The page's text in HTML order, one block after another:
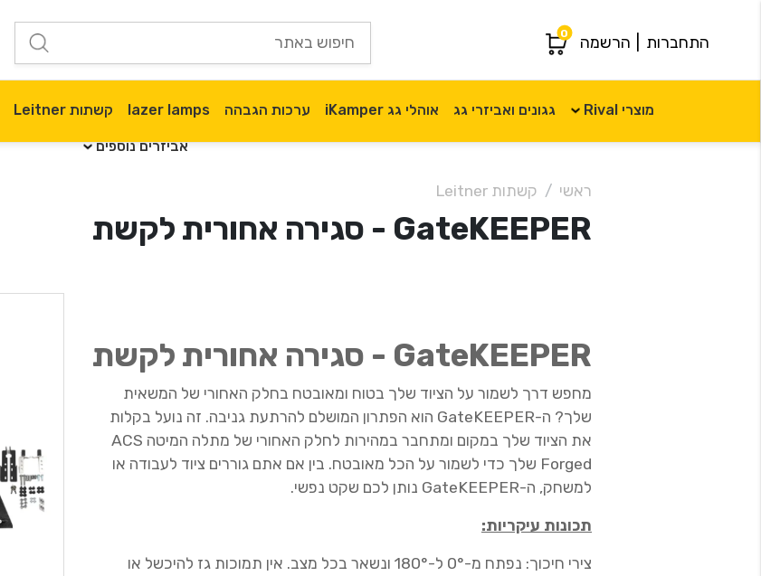
התחברות הרשמה 0
מוצרי Rival גגונים ואביזרי גג אוהלי גג iKamper ערכות הגבהה lazer lamps קשתות Leitner
אביזרים נוספים
ראשי קשתות Leitner
GateKEEPER - סגירה אחורית לקשת
GateKEEPER - סגירה אחורית לקשת
מחפש דרך לשמור על הציוד שלך בטוח ומאובטח בחלק האחורי של המשאית
שלך? ה-GateKEEPER הוא הפתרון המושלם להרתעת גניבה. זה נועל בקלות
את הציוד שלך במקום ומתחבר במהירות לחלק האחורי של מתלה המיטה ACS
Forged שלך כדי לשמור על הכל מאובטח. בין אם אתם גוררים ציוד לעבודה או
למשחק, ה-GateKEEPER נותן לכם שקט נפשי.
תכונות עיקריות:
צירי חיכוך: נפתח מ-0° ל-180° ונשאר בכל מצב. אין תמוכות גז להיכשל או